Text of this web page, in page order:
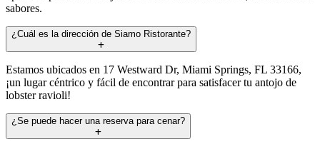
sabores.
¿Cuál es la dirección de Siamo Ristorante?
Estamos ubicados en 17 Westward Dr, Miami Springs, FL 33166,
¡un lugar céntrico y fácil de encontrar para satisfacer tu antojo de
lobster ravioli!
¿Se puede hacer una reserva para cenar?